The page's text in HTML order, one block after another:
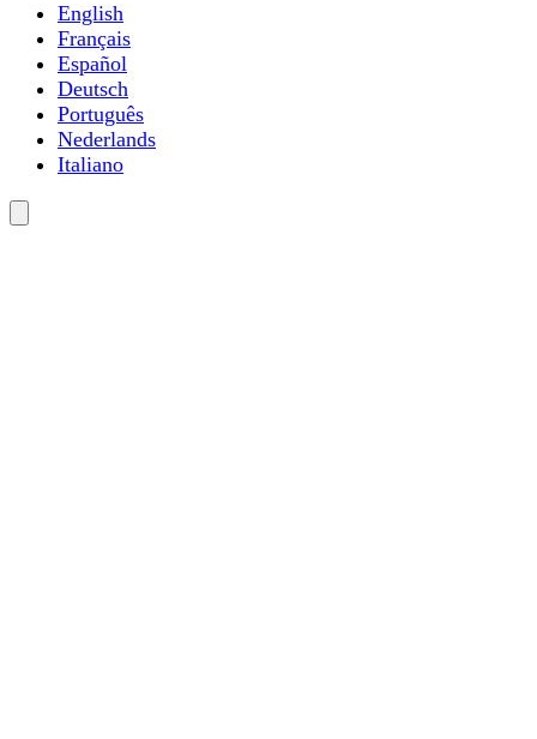
English
Français
Español
Deutsch
Português
Nederlands
Italiano